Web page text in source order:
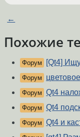
←
Похожие
Форум [Qt4]
Форум
Форум Qt4
Форум Qt4
Форум Qt4 и